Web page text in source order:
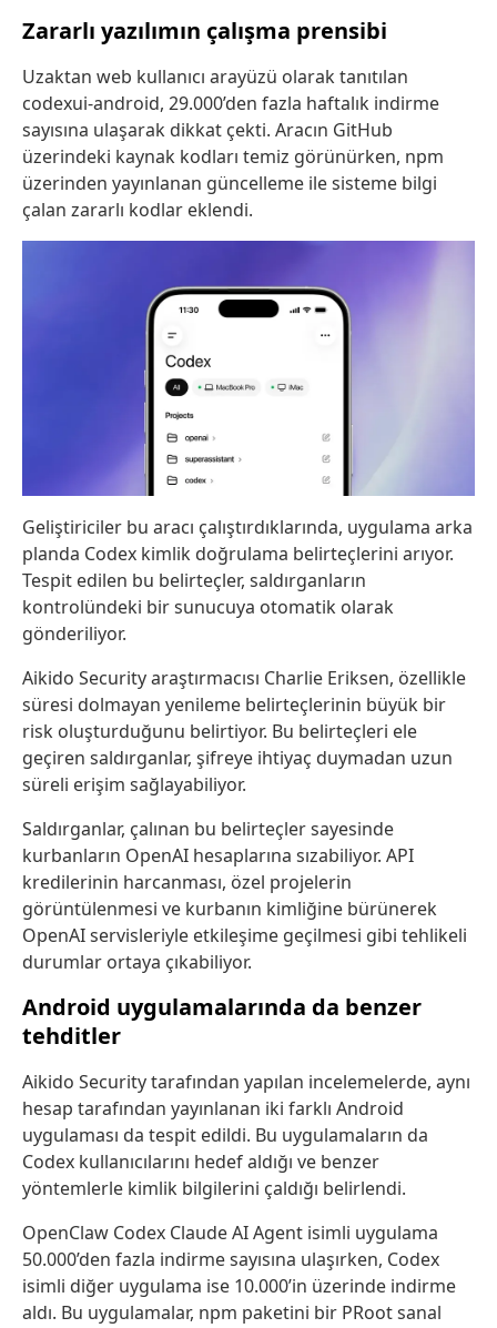
Zararlı yazılımın çalışma prensibi
Uzaktan web kullanıcı arayüzü olarak tanıtılan
codexui-android, 29.000’den fazla haftalık indirme
sayısına ulaşarak dikkat çekti. Aracın GitHub
üzerindeki kaynak kodları temiz görünürken, npm
üzerinden yayınlanan güncelleme ile sisteme bilgi
çalan zararlı kodlar eklendi.
Geliştiriciler bu aracı çalıştırdıklarında, uygulama arka
planda Codex kimlik doğrulama belirteçlerini arıyor.
Tespit edilen bu belirteçler, saldırganların
kontrolündeki bir sunucuya otomatik olarak
gönderiliyor.
Aikido Security araştırmacısı Charlie Eriksen, özellikle
süresi dolmayan yenileme belirteçlerinin büyük bir
risk oluşturduğunu belirtiyor. Bu belirteçleri ele
geçiren saldırganlar, şifreye ihtiyaç duymadan uzun
süreli erişim sağlayabiliyor.
Saldırganlar, çalınan bu belirteçler sayesinde
kurbanların OpenAI hesaplarına sızabiliyor. API
kredilerinin harcanması, özel projelerin
görüntülenmesi ve kurbanın kimliğine bürünerek
OpenAI servisleriyle etkileşime geçilmesi gibi tehlikeli
durumlar ortaya çıkabiliyor.
Android uygulamalarında da benzer
tehditler
Aikido Security tarafından yapılan incelemelerde, aynı
hesap tarafından yayınlanan iki farklı Android
uygulaması da tespit edildi. Bu uygulamaların da
Codex kullanıcılarını hedef aldığı ve benzer
yöntemlerle kimlik bilgilerini çaldığı belirlendi.
OpenClaw Codex Claude AI Agent isimli uygulama
50.000’den fazla indirme sayısına ulaşırken, Codex
isimli diğer uygulama ise 10.000’in üzerinde indirme
aldı. Bu uygulamalar, npm paketini bir PRoot sanal